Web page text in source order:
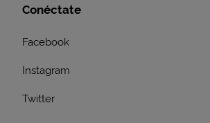
Conéctate
Facebook
Instagram
Twitter